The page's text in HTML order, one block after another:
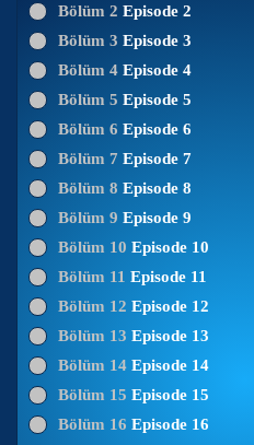
Bölüm 2 Episode 2
Bölüm 3 Episode 3
Bölüm 4 Episode 4
Bölüm 5 Episode 5
Bölüm 6 Episode 6
Bölüm 7 Episode 7
Bölüm 8 Episode 8
Bölüm 9 Episode 9
Bölüm 10 Episode 10
Bölüm 11 Episode 11
Bölüm 12 Episode 12
Bölüm 13 Episode 13
Bölüm 14 Episode 14
Bölüm 15 Episode 15
Bölüm 16 Episode 16